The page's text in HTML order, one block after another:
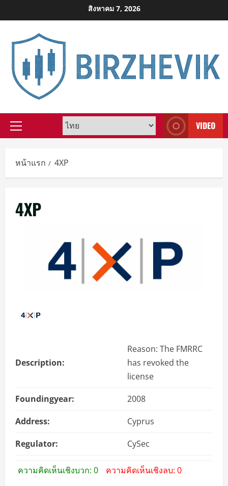
to
สิงหาคม 7, 2026
Primary
VIDEO
หน้าแรก 4XP
4XP
Description:
Reason: The FMRRC
has revoked the
license
Foundingyear:
2008
Address:
Cyprus
Regulator:
CySec
ความคิดเห็นเชิงบวก: 0 ความคิดเห็นเชิงลบ: 0